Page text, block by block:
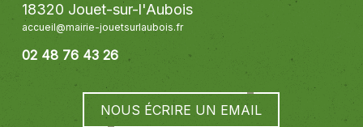
18320 Jouet-sur-l'Aubois
accueil@mairie-jouetsurlaubois.fr
02 48 76 43 26
NOUS ÉCRIRE UN EMAIL